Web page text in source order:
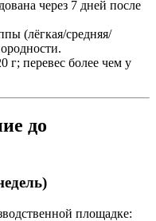
через 7 дней после
(лёгкая/средняя/
г; перевес более чем у
до
площадке: